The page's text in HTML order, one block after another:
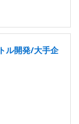
ル開発/大手企